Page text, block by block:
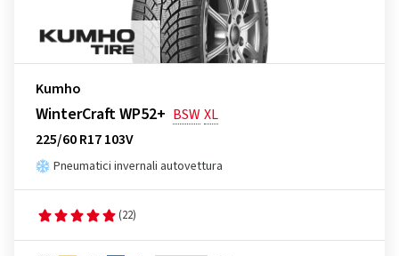
Kumho
WinterCraft WP52+ BSWXL
225/60 R17 103V
Pneumatici invernali autovettura
(22)